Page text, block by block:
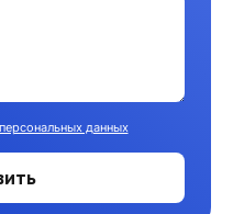
данных